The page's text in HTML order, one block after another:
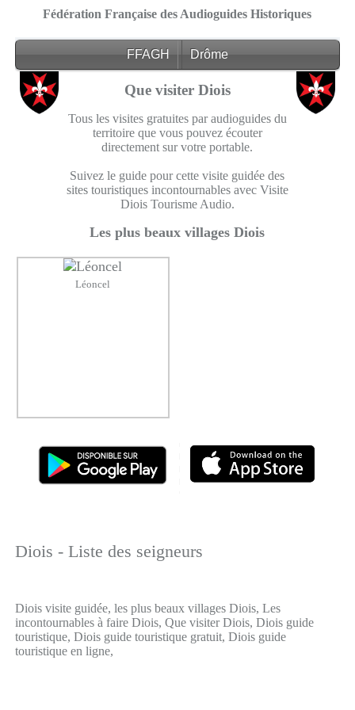
Fédération Française des Audioguides Historiques
FFAGH Drôme
Que visiter Diois
Tous les visites gratuites par audioguides du
territoire que vous pouvez écouter
directement sur votre portable.
Suivez le guide pour cette visite guidée des
sites touristiques incontournables avec Visite
Diois Tourisme Audio.
Les plus beaux villages Diois
Léoncel
Diois - Liste des seigneurs
Diois visite guidée, les plus beaux villages Diois, Les
incontournables à faire Diois, Que visiter Diois, Diois guide
touristique, Diois guide touristique gratuit, Diois guide
touristique en ligne,